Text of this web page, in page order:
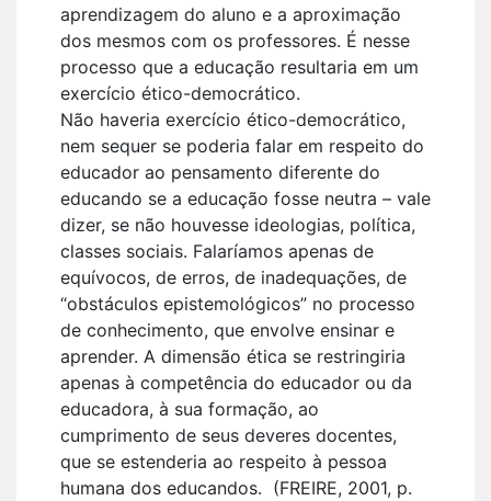
aprendizagem do aluno e a aproximação
dos mesmos com os professores. É nesse
processo que a educação resultaria em um
exercício ético-democrático.
Não haveria exercício ético-democrático,
nem sequer se poderia falar em respeito do
educador ao pensamento diferente do
educando se a educação fosse neutra – vale
dizer, se não houvesse ideologias, política,
classes sociais. Falaríamos apenas de
equívocos, de erros, de inadequações, de
“obstáculos epistemológicos” no processo
de conhecimento, que envolve ensinar e
aprender. A dimensão ética se restringiria
apenas à competência do educador ou da
educadora, à sua formação, ao
cumprimento de seus deveres docentes,
que se estenderia ao respeito à pessoa
humana dos educandos. (FREIRE, 2001, p.